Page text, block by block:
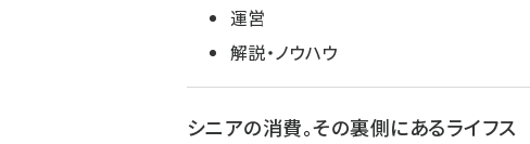
運営
解説・ノウハウ
シニアの消費。その裏側にあるライフス